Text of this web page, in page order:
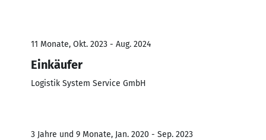
11 Monate, Okt. 2023 - Aug. 2024
Einkäufer
Logistik System Service GmbH
3 Jahre und 9 Monate, Jan. 2020 - Sep. 2023